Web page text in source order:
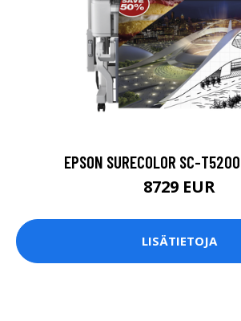
EPSON SURECOLOR SC-
8729 EUR
LISÄTIETOJA